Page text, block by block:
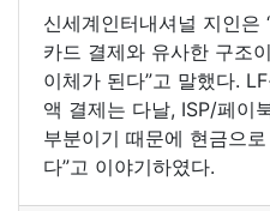
신세계인터내셔널 지인은
카드 결제와 유사한 구조
이체가 된다”고 말했다.
액 결제는 다날, ISP/페이
부분이기 때문에 현금으
다”고 이야기하였다.